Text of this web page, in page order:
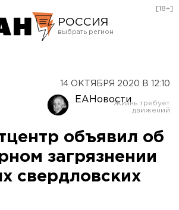
РОССИЯ
Оренбург
[18+]
14 ОКТЯБРЯ 2020 В 12:10
ЕАНовости
объявил об
загрязнении
свердловских